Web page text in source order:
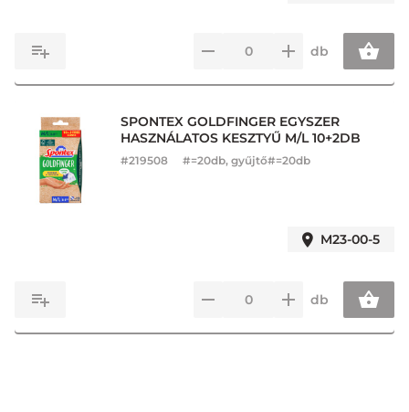
db
SPONTEX GOLDFINGER EGYSZER
HASZNÁLATOS KESZTYŰ M/L 10+2DB
#219508 #=20db, gyűjtő#=20db
M23-00-5
db